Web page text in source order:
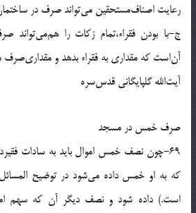
رعايت اصناف‌مستحقين مى‌تواند صرف در
ج-با بودن فقراء،تمام زكات را هم‌مى‌تواند
آن‌است كه مقدارى به فقراء بدهد و مقدارى‌صرف
آيت‌الله گلپايگانى قدس‌سره
صرف خمس در مسجد
69-چون نصف خمس اموال بايد به سادات
كه به او خمس داده مى‌شود در توضيح
است.) داده شود و نصف ديگر آن كه سهم